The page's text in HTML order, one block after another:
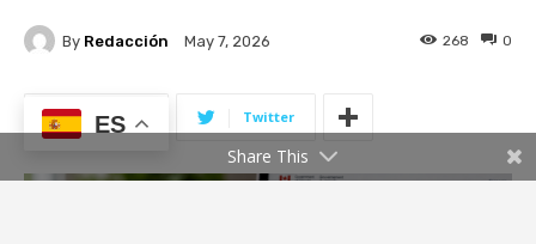
ES
Share This